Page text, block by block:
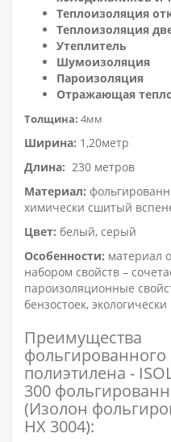
Теплоизоляция
Теплоизоляция
Утеплитель
Шумоизоляция
Пароизоляция
Отражающая
Толщина: 4мм
Ширина: 1,20метр
Длина: 230 метров
Материал:
химически сшитый
Цвет: белый, серый
Особенности: материал
набором свойств –
пароизоляционные
бензостоек,
Преимущества
фольгированного
полиэтилена -
300
(Изолон
НХ 3004):